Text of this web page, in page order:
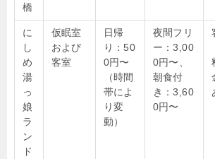
橋
に
し
め
湯
っ
娘
ラ
ン
ド
仮眠室
および
客室
日帰
り：50
0円〜
（時間
帯によ
り変
動）
夜間フリ
ー：3,00
0円〜、
朝食付
き：3,60
0円〜